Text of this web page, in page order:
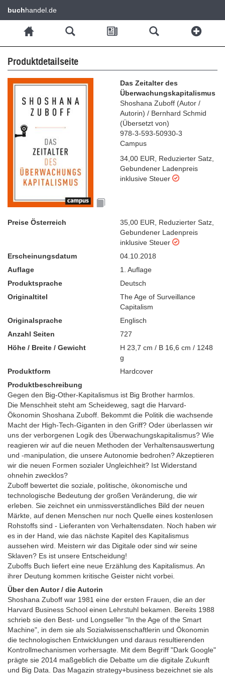
buchhandel.de
Produktdetailseite
Das Zeitalter des
Überwachungskapitalismus
Shoshana Zuboff (Autor /
Autorin) / Bernhard Schmid
(Übersetzt von)
978-3-593-50930-3
Campus
34,00 EUR
Reduzierter Satz
Gebundener Ladenpreis
inklusive Steuer
Preise Österreich 35,00 EUR Reduzierter Satz
Gebundener Ladenpreis
inklusive Steuer
Erscheinungsdatum
04.10.2018
Auflage
1. Auflage
Produktsprache
Deutsch
Originaltitel
The Age of Surveillance
Capitalism
Originalsprache
Englisch
Anzahl Seiten
727
Höhe / Breite / Gewicht
H 23,7 cm / B 16,6 cm / 1248
g
Produktform
Hardcover
Produktbeschreibung
Gegen den Big-Other-Kapitalismus ist Big Brother harmlos.
Die Menschheit steht am Scheideweg, sagt die Harvard-
Ökonomin Shoshana Zuboff. Bekommt die Politik die wachsende
Macht der High-Tech-Giganten in den Griff? Oder überlassen wir
uns der verborgenen Logik des Überwachungskapitalismus? Wie
reagieren wir auf die neuen Methoden der Verhaltensauswertung
und -manipulation, die unsere Autonomie bedrohen? Akzeptieren
wir die neuen Formen sozialer Ungleichheit? Ist Widerstand
ohnehin zwecklos?
Zuboff bewertet die soziale, politische, ökonomische und
technologische Bedeutung der großen Veränderung, die wir
erleben. Sie zeichnet ein unmissverständliches Bild der neuen
Märkte, auf denen Menschen nur noch Quelle eines kostenlosen
Rohstoffs sind - Lieferanten von Verhaltensdaten. Noch haben wir
es in der Hand, wie das nächste Kapitel des Kapitalismus
aussehen wird. Meistern wir das Digitale oder sind wir seine
Sklaven? Es ist unsere Entscheidung!
Zuboffs Buch liefert eine neue Erzählung des Kapitalismus. An
ihrer Deutung kommen kritische Geister nicht vorbei.
Über den Autor / die Autorin
Shoshana Zuboff war 1981 eine der ersten Frauen, die an der
Harvard Business School einen Lehrstuhl bekamen. Bereits 1988
schrieb sie den Best- und Longseller "In the Age of the Smart
Machine", in dem sie als Sozialwissenschaftlerin und Ökonomin
die technologischen Entwicklungen und daraus resultierenden
Kontrollmechanismen vorhersagte. Mit dem Begriff "Dark Google"
prägte sie 2014 maßgeblich die Debatte um die digitale Zukunft
und Big Data. Das Magazin strategy+business bezeichnet sie als